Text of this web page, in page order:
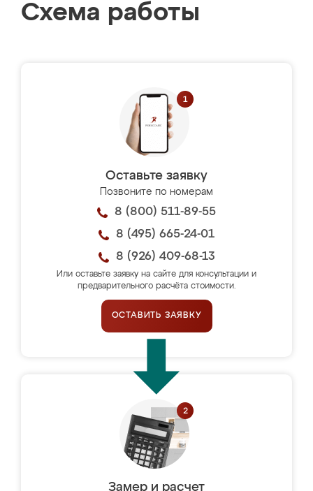
Схема работы
Оставьте заявку
Позвоните по номерам
8 (800) 511-89-55
8 (495) 665-24-01
8 (926) 409-68-13
Или оставьте заявку на сайте для консультации и
предварительного расчёта стоимости.
ОСТАВИТЬ ЗАЯВКУ
Замер и расчет